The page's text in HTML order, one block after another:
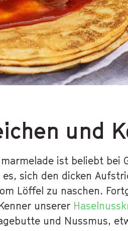
und
ist beliebt bei
sich den dicken
Löffel zu naschen.
unserer
und Nussmus,